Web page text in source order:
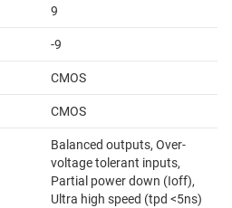
9
-9
CMOS
CMOS
Balanced outputs, Over-
voltage tolerant inputs,
Partial power down (Ioff),
Ultra high speed (tpd <5ns)